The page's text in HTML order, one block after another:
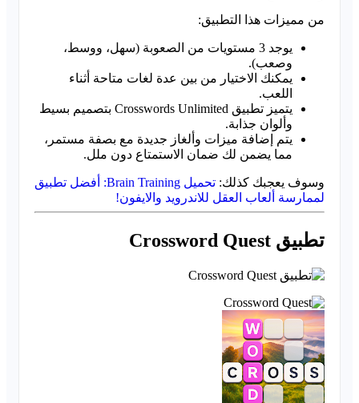
من مميزات هذا التطبيق:
يوجد 3 مستويات من الصعوبة (سهل، ووسط،
وصعب).
يمكنك الاختيار من بين عدة لغات متاحة أثناء
اللعب.
يتميز تطبيق Crosswords Unlimited بتصميم بسيط
وألوان جذابة.
يتم إضافة ميزات وألغاز جديدة مع بصفة مستمر،
مما يضمن لك ضمان الاستمتاع دون ملل.
وسوف يعجبك كذلك:
تحميل Brain Training: أفضل تطبيق
لممارسة ألعاب العقل للاندرويد والايفون!
تطبيق Crossword Quest